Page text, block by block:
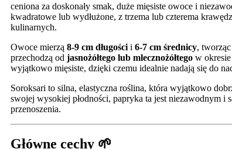
ceniona za doskonały smak, duże mięsiste owoce i
kwadratowe lub wydłużone, z trzema lub czterema
kulinarnych.
Owoce mierzą 8-9 cm długości i 6-7 cm średnicy,
przechodzą od jasnożółtego lub mlecznożółtego w
wyjątkowo mięsiste, dzięki czemu idealnie nadają się do
Soroksari to silna, elastyczna roślina, która wyjątkowo
swojej wysokiej płodności, papryka ta jest niezawodnym
przenoszenia.
Główne cechy 🌱